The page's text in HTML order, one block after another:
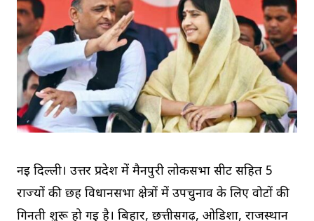
नई दिल्ली। उत्तर प्रदेश में मैनपुरी लोकसभा सीट सहित 5
राज्यों की छह विधानसभा क्षेत्रों में उपचुनाव के लिए वोटों की
गिनती शुरू हो गई है। बिहार, छत्तीसगढ़, ओडिशा, राजस्थान